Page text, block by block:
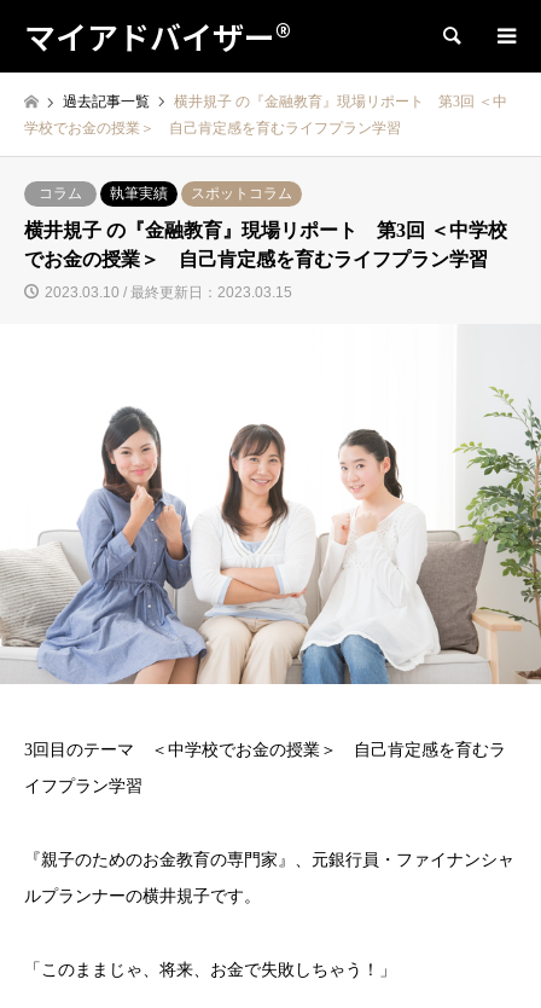
マイアドバイザー® 検索
過去記事一覧
横井規子 の『金融教育』現場リポート 第3回 ＜中
学校でお金の授業＞ 自己肯定感を育むライフプラン学習
コラム 執筆実績 スポットコラム
横井規子 の『金融教育』現場リポート 第3回 ＜中学校
でお金の授業＞ 自己肯定感を育むライフプラン学習
2023.03.10 / 最終更新日：2023.03.15
3回目のテーマ ＜中学校でお金の授業＞ 自己肯定感を育むラ
イフプラン学習
『親子のためのお金教育の専門家』、元銀行員・ファイナンシャ
ルプランナーの横井規子です。
「このままじゃ、将来、お金で失敗しちゃう！」